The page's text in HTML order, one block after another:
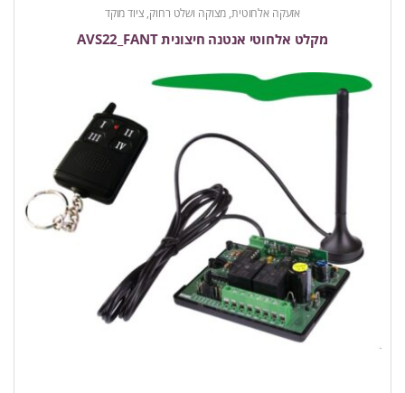
אזעקה אלחוטית, מצוקה ושלט רחוק, ציוד מוקד
מקלט אלחוטי אנטנה חיצונית AVS22_FANT